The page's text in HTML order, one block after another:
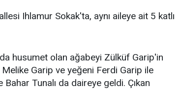
Ihlamur Sokak'ta, aynı aileye ait 5 katlı
husumet olan ağabeyi Zülküf Garip'in
Garip ve yeğeni Ferdi Garip ile
Tunalı da daireye geldi. Çıkan